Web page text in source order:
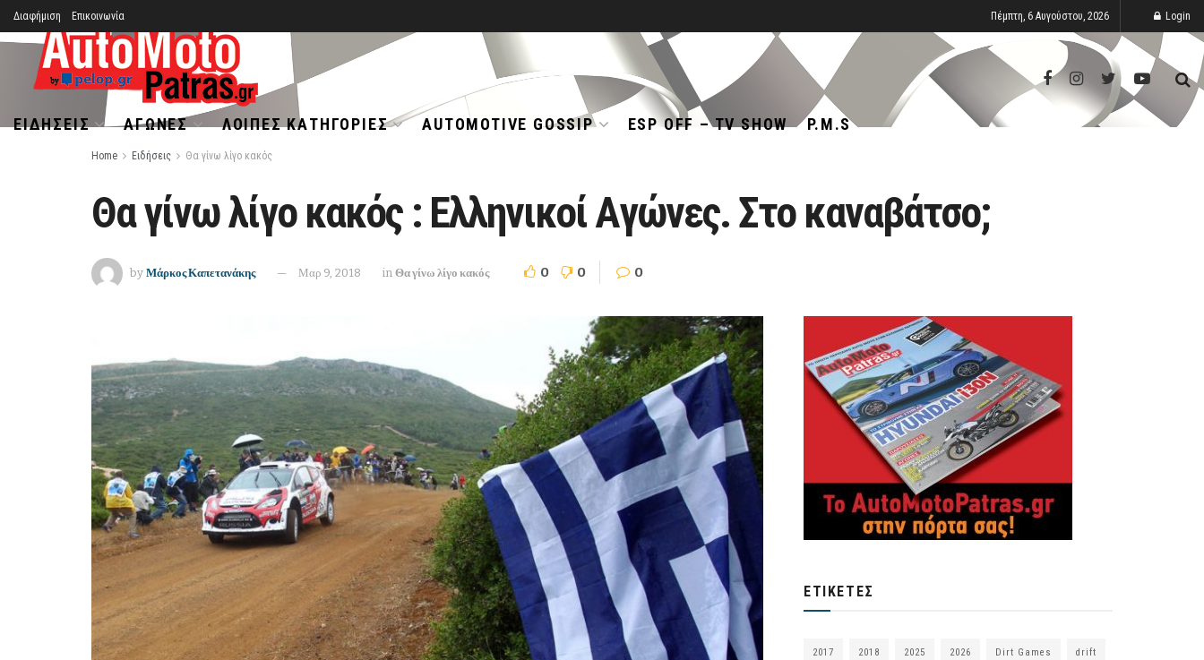
Διαφήμιση Επικοινωνία Πέμπτη, 6 Αυγούστου, 2026 Login
ΕΙΔΉΣΕΙΣ ΑΓΏΝΕΣ ΛΟΙΠΈΣ ΚΑΤΗΓΟΡΊΕΣ AUTOMOTIVE GOSSIP ESP OFF – TV SHOW P.M.S
Home Ειδήσεις Θα γίνω λίγο κακός
Θα γίνω λίγο κακός : Ελληνικοί Αγώνες. Στο καναβάτσο;
by Μάρκος Καπετανάκης Μαρ 9, 2018 in Θα γίνω λίγο κακός 0 0 0
ΕΤΙΚΈΤΕΣ
2017 2018 2025 2026 Dirt Games drift